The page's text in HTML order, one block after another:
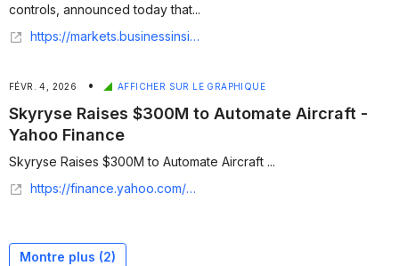
controls, announced today that...
https://markets.businessinsider.com/news/stocks/skyryse-achieves-1-15b-valuation-raises-over-300m-series-c-to-advance-certification-and-scaling-of-its-universal-operating-system-for-flight-skyos-1035779884
FÉVR. 4, 2026 • AFFICHER SUR LE GRAPHIQUE
Skyryse Raises $300M to Automate Aircraft -
Yahoo Finance
Skyryse Raises $300M to Automate Aircraft ...
https://finance.yahoo.com/news/skyryse-raises-300m-automate-aircraft-203000643.html
Montre plus (2)